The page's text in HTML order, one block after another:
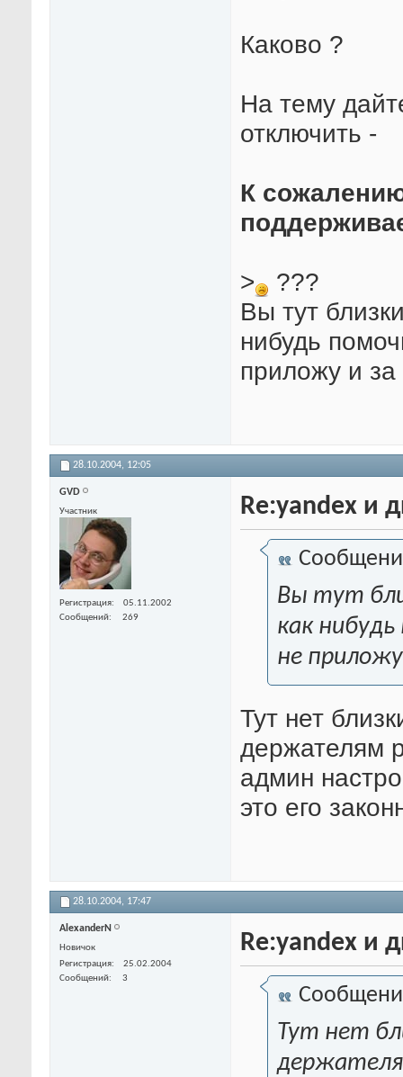
Каково ?
На тему
отключить -
К
>
???
Вы тут
нибудь
приложу и
28.10.2004, 12:05
GVD
Участник
Регистрация
05.11.2002
Сообщений
269
Re:yandex и
Вы тут
как
не
Тут нет
держателям
админ
это его
28.10.2004, 17:47
AlexanderN
Новичок
Регистрация
25.02.2004
Сообщений
3
Re:yandex и
Тут нет